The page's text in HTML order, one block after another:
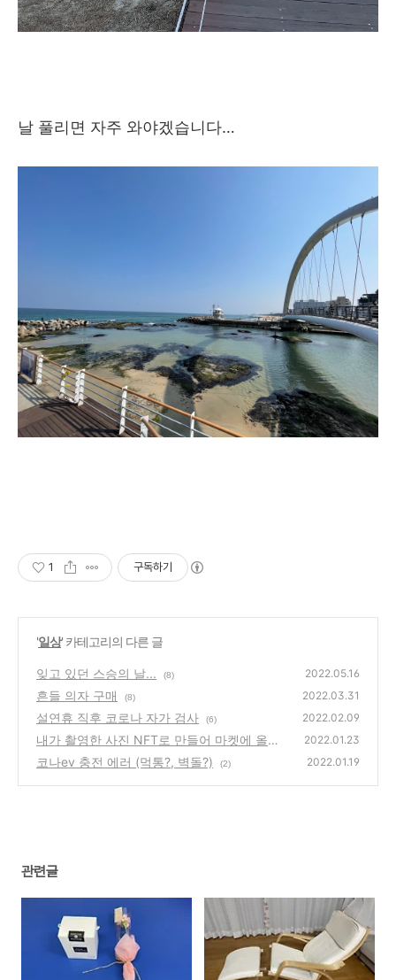
날 풀리면 자주 와야겠습니다…
1 구독하기
'일상' 카테고리의 다른 글
잊고 있던 스승의 날... (8) 2022.05.16
흔들 의자 구매 (8) 2022.03.31
설연휴 직후 코로나 자가 검사 (6) 2022.02.09
내가 촬영한 사진 NFT로 만들어 마켓에 올려
보았습니다.
(0)
2022.01.23
코나ev 충전 에러 (먹통?, 벽돌?) (2) 2022.01.19
관련글